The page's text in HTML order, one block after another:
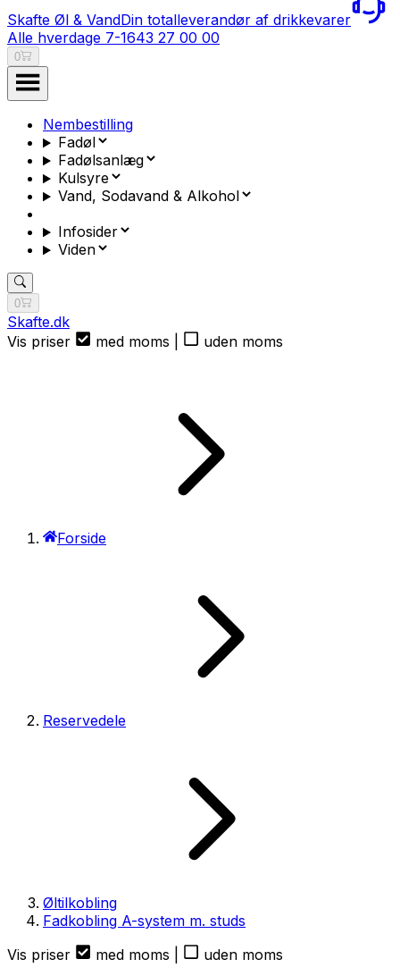
Skafte Øl & VandDin totalleverandør af drikkevarer
Alle hverdage 7-1643 27 00 00
0
Nembestilling
Fadøl
Fadølsanlæg
Kulsyre
Vand, Sodavand & Alkohol
Infosider
Viden
0
Skafte.dk
Vis priser
med moms uden moms
Forside
Reservedele
Øltilkobling
Fadkobling A-system m. studs
Vis priser
med moms
uden moms